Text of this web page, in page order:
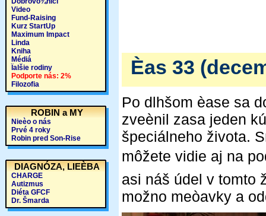
Video
Fund-Raising
Kurz StartUp
Maximum Impact
Linda
Kniha
Médiá
Ïalšie rodiny
Podporte nás: 2%
Filozofia
ROBIN a MY
Nieèo o nás
Prvé 4 roky
Robin pred Son-Rise
DIAGNÓZA, LIEÈBA
CHARGE
Autizmus
Diéta GFCF
Dr. Šmarda
Èas 33
Po dlhšom èase sa
zveènil zasa jeden
špeciálneho života.
môžete vidie aj na
asi náš údel v tomto
možno meòavky a